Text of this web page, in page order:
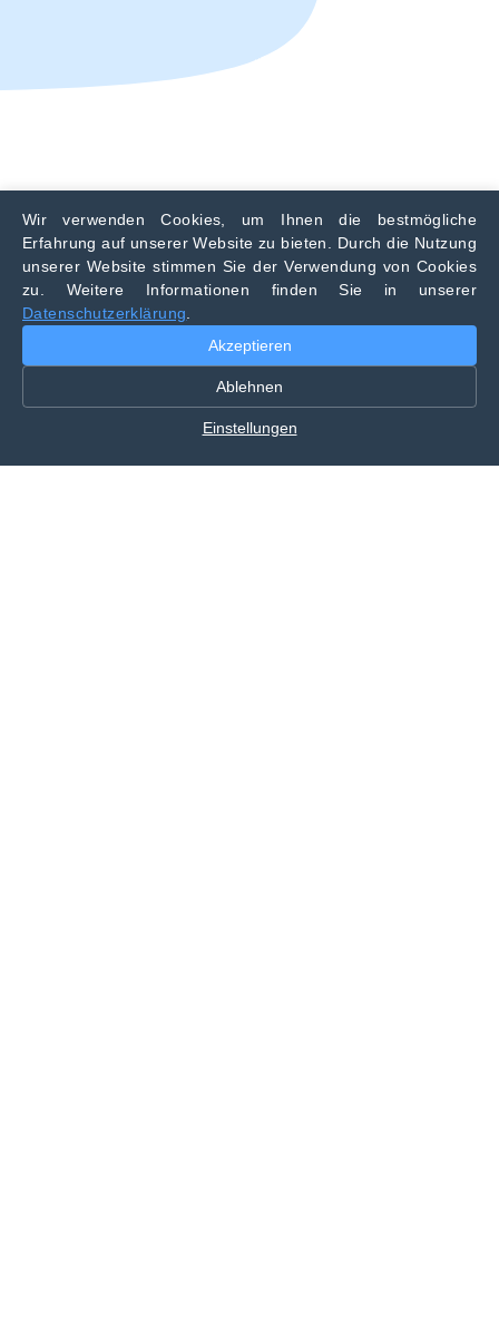
Wir verwenden Cookies, um Ihnen die bestmögliche
Erfahrung auf unserer Website zu bieten. Durch die Nutzung
unserer Website stimmen Sie der Verwendung von Cookies
zu. Weitere Informationen finden Sie in unserer
Datenschutzerklärung
Akzeptieren
Ablehnen
Einstellungen